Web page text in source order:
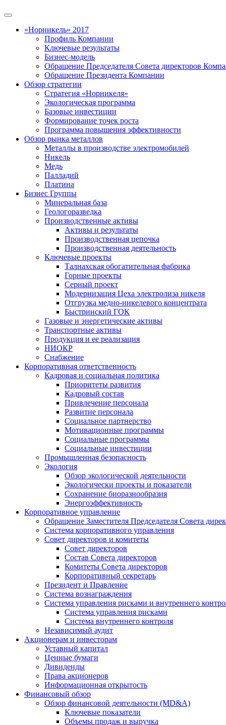
«Норникель» 2017
Профиль Компании
Ключевые результаты
Бизнес-модель
Обращение Председателя Совета директоров
Обращение Президента Компании
Обзор стратегии
Стратегия «Норникеля»
Экологическая программа
Базовые инвестиции
Формирование точек роста
Программа повышения эффективности
Обзор рынка металлов
Металлы в производстве электромобилей
Никель
Медь
Палладий
Платина
Бизнес Группы
Минеральная база
Геологоразведка
Производственные активы
Активы и результаты
Производственная цепочка
Производственная деятельность
Ключевые проекты
Талнахская обогатительная фабрика
Горные проекты
Серный проект
Модернизация Цеха электролиза никеля
Отгрузка медно-никелевого концентрата
Быстринский ГОК
Газовые и энергетические активы
Транспортные активы
Продукция и ее реализация
НИОКР
Снабжение
Корпоративная ответственность
Кадровая и социальная политика
Приоритеты развития
Кадровый состав
Привлечение персонала
Развитие персонала
Социальное партнерство
Мотивационные программы
Социальные программы
Социальные инвестиции
Промышленная безопасность
Экология
Обзор экологической деятельности
Экологически проекты и показатели
Сохранение биоразнообразия
Энергоэффективность
Корпоративное управление
Обращение Заместителя Председателя Совета
Система корпоративного управления
Совет директоров и комитеты
Совет директоров
Состав Совета директоров
Комитеты Совета директоров
Корпоративный секретарь
Президент и Правление
Система вознаграждения
Система управления рисками и внутреннего
Система управления рисками
Система внутреннего контроля
Независимый аудит
Акционерам и инвесторам
Уставный капитал
Ценные бумаги
Дивиденды
Права акционеров
Информационная открытость
Финансовый обзор
Обзор финансовой деятельности (MD&A)
Ключевые показатели
Объемы продаж и выручка